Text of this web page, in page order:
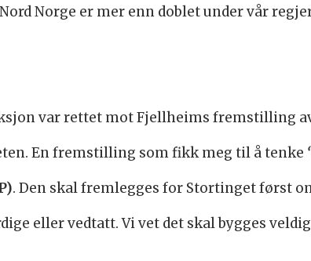
Norge er mer enn doblet under vår
var rettet mot Fjellheims fremstilling
En fremstilling som fikk meg til å tenke
. Den skal fremlegges for Stortinget først
eller vedtatt. Vi vet det skal bygges